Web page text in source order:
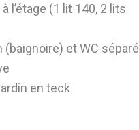
l’étage (1 lit 140, 2 lits
(baignoire) et WC séparé
en teck